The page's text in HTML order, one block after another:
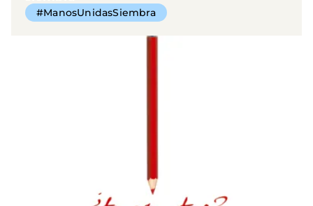
#ManosUnidasSiembra